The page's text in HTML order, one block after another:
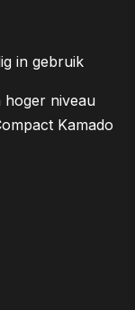
in gebruik
hoger niveau
Kamado